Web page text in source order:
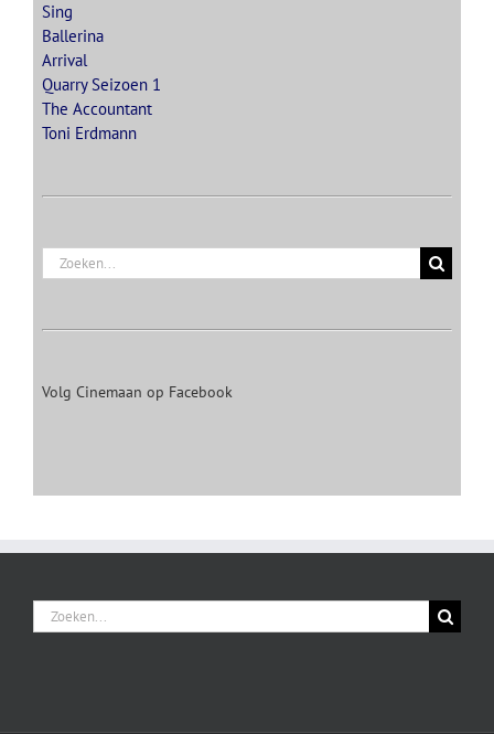
Sing
Ballerina
Arrival
Quarry Seizoen 1
The Accountant
Toni Erdmann
Zoeken
naar:
Volg Cinemaan op Facebook
Zoeken
naar: